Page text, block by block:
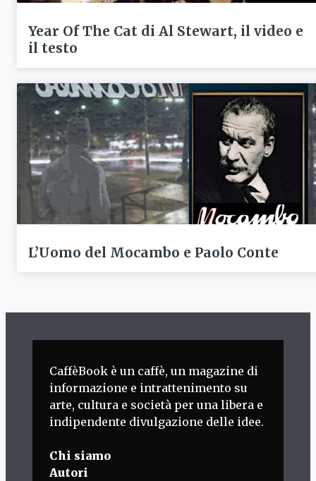
Year Of The Cat di Al Stewart, il video e
il testo
L’Uomo del Mocambo e Paolo Conte
CaffèBook è un caffè, un magazine di
informazione e intrattenimento su
arte, cultura e società per una libera e
indipendente divulgazione delle idee.
Chi siamo
Autori